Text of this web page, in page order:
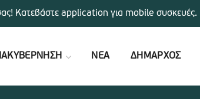
ΝΕΑ ΔΗΜΑΡΧΟΣ
Κατεβάστε application για mobile συσκευές.